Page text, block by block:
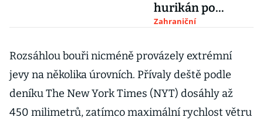
hurikán po
Katrině. Helene
obětí
Zahraniční
Rozsáhlou bouři nicméně provázely extrémní
jevy na několika úrovních. Přívaly deště podle
deníku The New York Times (NYT) dosáhly až
450 milimetrů, zatímco maximální rychlost větru